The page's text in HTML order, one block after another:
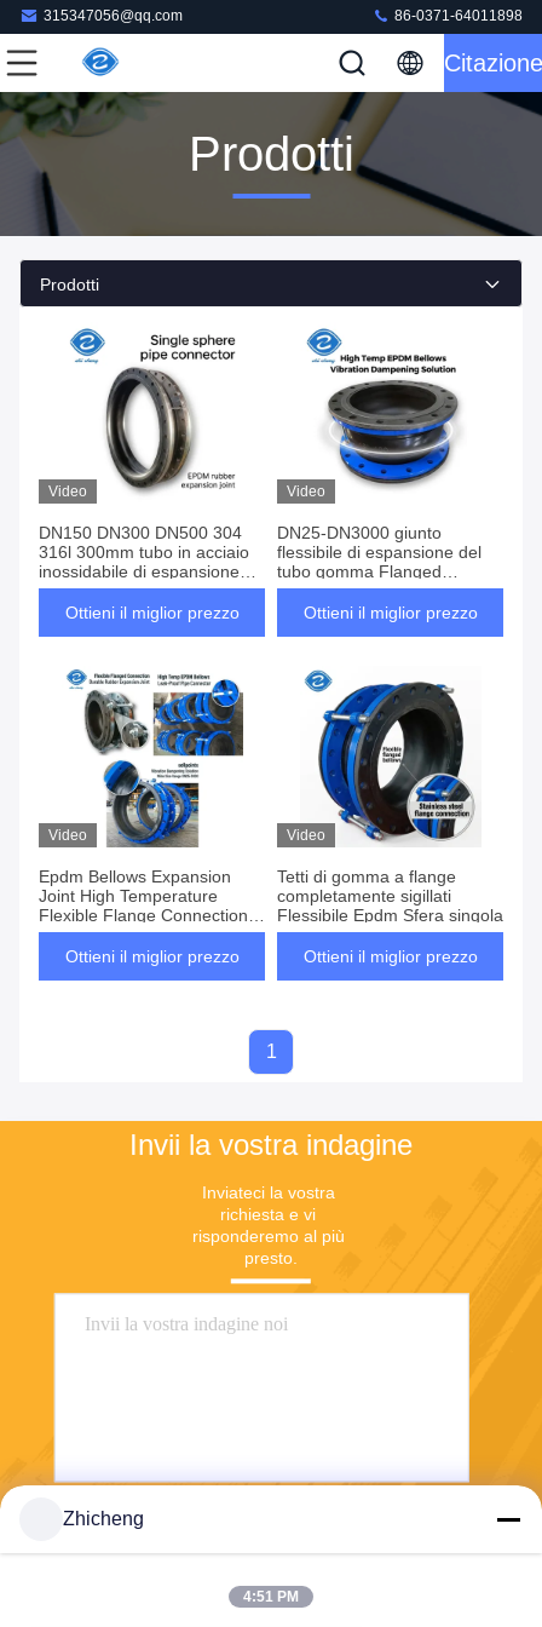
315347056@qq.com 86-0371-64011898
Citazione
Prodotti
Prodotti
Video
DN150 DN300 DN500 304
316l 300mm tubo in acciaio
inossidabile di espansione
giunto di gomma a flange
Ottieni il miglior prezzo
Video
DN25-DN3000 giunto
flessibile di espansione del
tubo gomma Flanged
Bellows completamente
sigillato EPDM Single Sphere
Ottieni il miglior prezzo
Video
Epdm Bellows Expansion
Joint High Temperature
Flexible Flange Connection
NR Rubber
Ottieni il miglior prezzo
Video
Tetti di gomma a flange
completamente sigillati
Flessibile Epdm Sfera singola
Ottieni il miglior prezzo
1
Invii la vostra indagine
Inviateci la vostra
richiesta e vi
risponderemo al più
presto.
Zhicheng
4:51 PM